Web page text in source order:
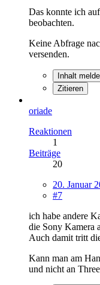
Das konnte ich
beobachten.
Keine Abfrage
versenden.
Inhalt
Zitieren
oriade
Reaktionen
1
Beiträge
20
20. Januar
#7
ich habe andere
die Sony Kamera
Auch damit tritt
Kann man am
und nicht an